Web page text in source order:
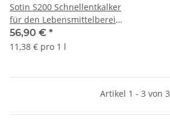
Sotin S200 Schnellentkalker
für den Lebensmittelbereich
3107-5 5L
56,90 € *
11,38 € pro 1 l
Artikel 1 - 3 von 3